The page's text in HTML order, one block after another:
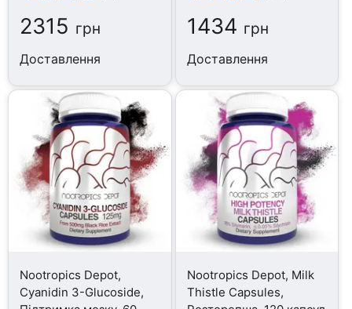
2315 грн
Доставлення
1434 грн
Доставлення
Nootropics Depot,
Cyanidin 3-Glucoside,
Nootropics Depot, Milk
Thistle Capsules,